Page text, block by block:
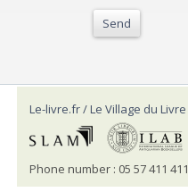
Send
Le-livre.fr / Le Village du Livre
Phone number : 05 57 411 411